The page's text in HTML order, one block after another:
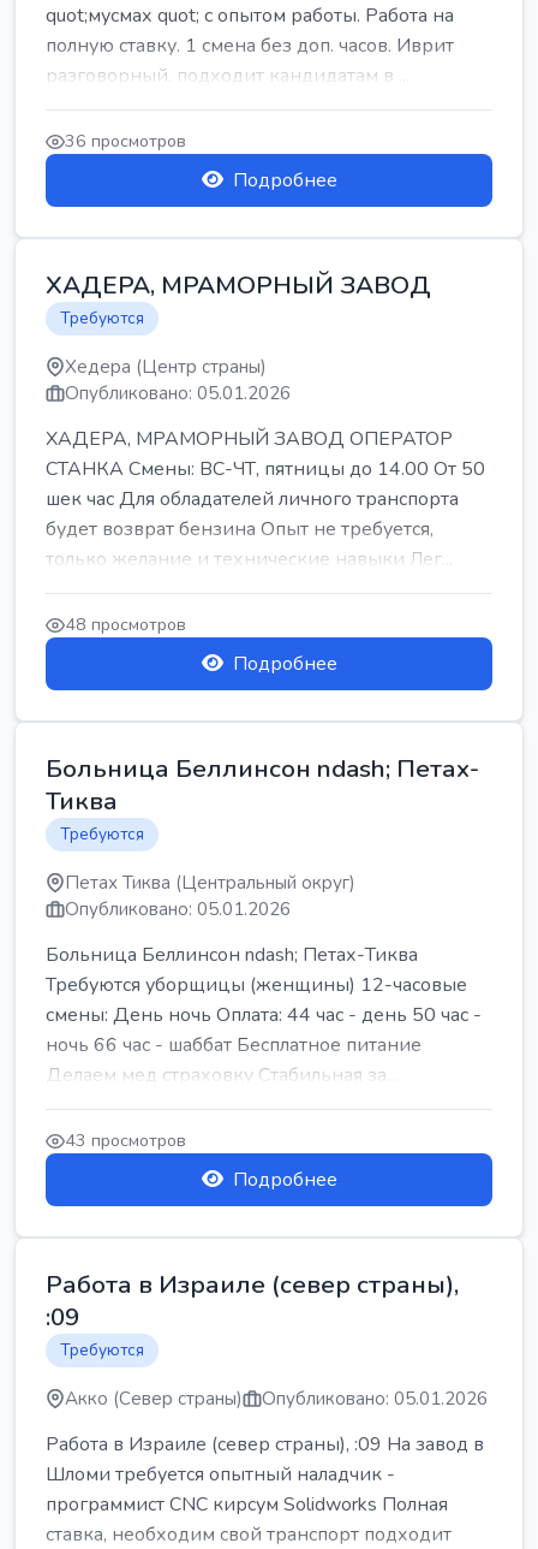
quot;мусмах quot; с опытом работы. Работа на
полную ставку. 1 смена без доп. часов. Иврит
разговорный. подходит кандидатам в ...
36 просмотров
Подробнее
ХАДЕРА, МРАМОРНЫЙ ЗАВОД
Требуются
Хедера (Центр страны)
Опубликовано: 05.01.2026
ХАДЕРА, МРАМОРНЫЙ ЗАВОД ОПЕРАТОР
СТАНКА Смены: ВС-ЧТ, пятницы до 14.00 От 50
шек час Для обладателей личного транспорта
будет возврат бензина Опыт не требуется,
только желание и технические навыки Лег...
48 просмотров
Подробнее
Больница Беллинсон ndash; Петах-
Тиква
Требуются
Петах Тиква (Центральный округ)
Опубликовано: 05.01.2026
Больница Беллинсон ndash; Петах-Тиква
Требуются уборщицы (женщины) 12-часовые
смены: День ночь Оплата: 44 час - день 50 час -
ночь 66 час - шаббат Бесплатное питание
Делаем мед страховку Стабильная за...
43 просмотров
Подробнее
Работа в Израиле (север страны),
:09
Требуются
Акко (Север страны) Опубликовано: 05.01.2026
Работа в Израиле (север страны), :09 На завод в
Шломи требуется опытный наладчик -
программист CNC кирсум Solidworks Полная
ставка, необходим свой транспорт подходит